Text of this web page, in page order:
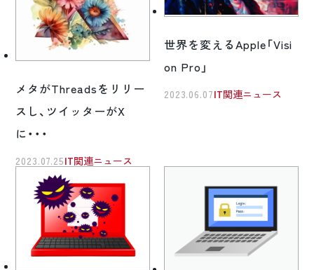
メタがThreadsをリリー
スし、ツイッターがX
に・・・
2023.07.25 IT関連ニュース
世界を変えるApple「Visi
on Pro」
2023.06.07 IT関連ニュース